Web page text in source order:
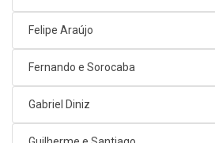
Felipe Araújo
Fernando e Sorocaba
Gabriel Diniz